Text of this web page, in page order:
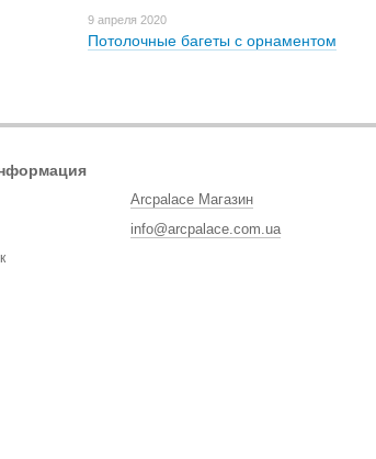
9 апреля 2020
Потолочные багеты с орнаментом
Arcpalace Магазин
info@arcpalace.com.ua